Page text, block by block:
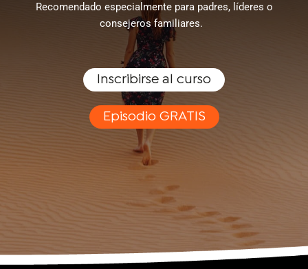
Recomendado especialmente para padres, líderes o
consejerosfamiliares.
Inscribirse al curso
Episodio GRATIS